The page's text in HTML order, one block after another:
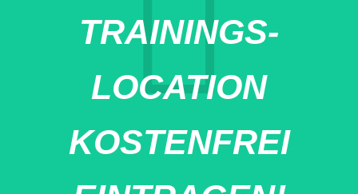
TRAININGS-
LOCATION
KOSTENFREI